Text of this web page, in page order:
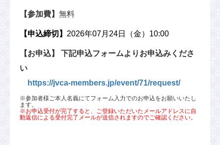
【参加費】 無料
【申込締切】 2026年07月24日（金）10:00
【お申込】
下記申込フォームよりお申込みくださ
い
https://jvca-members.jp/event/71/request/
※参加者様ご本人名義にてフォーム入力でのお申込をお願いいたし
ます。
※お申込受付が完了すると、ご登録いただいたメールアドレスに自
動返信による受付完了メールが送信されますのでご確認ください。